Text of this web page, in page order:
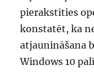
pierakstīties
konstatēt, ka
atjaunināšana
Windows 10